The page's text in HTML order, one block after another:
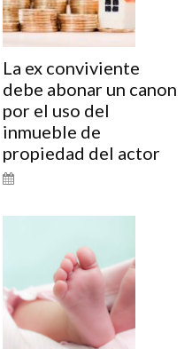
La ex conviviente
debe abonar un canon
por el uso del
inmueble de
propiedad del actor